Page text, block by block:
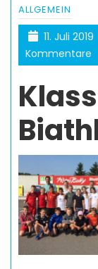
ALLGEMEIN
11. Juli 2019
Kommentare